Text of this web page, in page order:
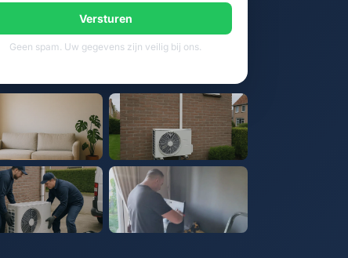
Versturen
Geen spam. Uw gegevens zijn veilig bij ons.